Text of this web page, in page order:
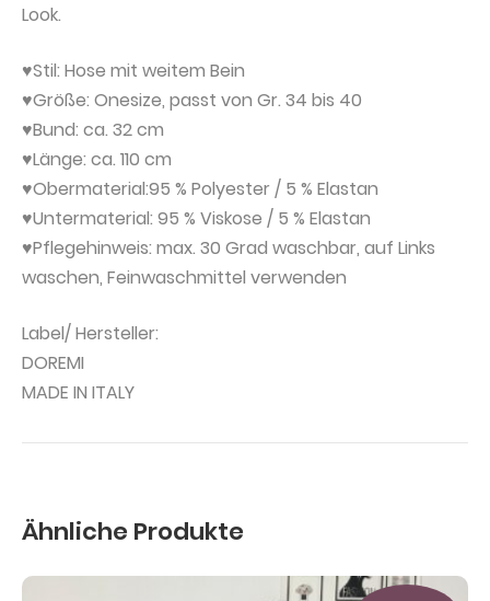
Look.
♥Stil: Hose mit weitem Bein
♥Größe: Onesize, passt von Gr. 34 bis 40
♥Bund: ca. 32 cm
♥Länge: ca. 110 cm
♥Obermaterial:95 % Polyester / 5 % Elastan
♥Untermaterial: 95 % Viskose / 5 % Elastan
♥Pflegehinweis: max. 30 Grad waschbar, auf Links
waschen, Feinwaschmittel verwenden
Label/ Hersteller:
DOREMI
MADE IN ITALY
Ähnliche Produkte